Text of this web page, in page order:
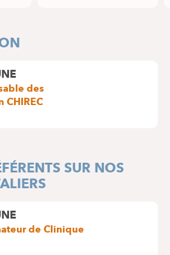
des
CHIREC
SUR NOS
de Clinique